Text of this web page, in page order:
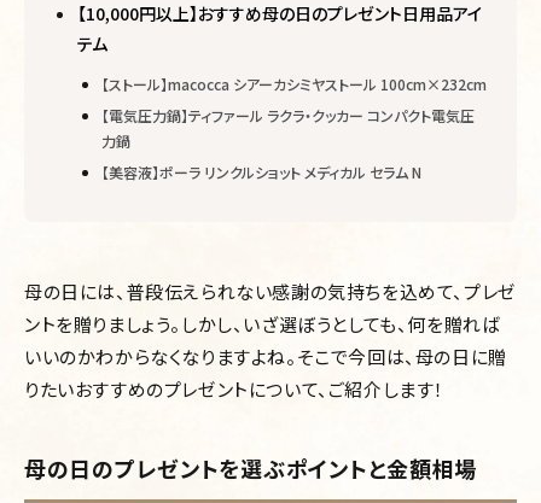
【10,000円以上】おすすめ母の日のプレゼント日用品アイ
テム
【ストール】macocca シアーカシミヤストール 100cm×232cm
【電気圧力鍋】ティファール ラクラ・クッカー コンパクト電気圧
力鍋
【美容液】ポーラ リンクルショット メディカル セラム N
母の日には、普段伝えられない感謝の気持ちを込めて、プレゼ
ントを贈りましょう。しかし、いざ選ぼうとしても、何を贈れば
いいのかわからなくなりますよね。そこで今回は、母の日に贈
りたいおすすめのプレゼントについて、ご紹介します！
母の日のプレゼントを選ぶポイントと金額相場